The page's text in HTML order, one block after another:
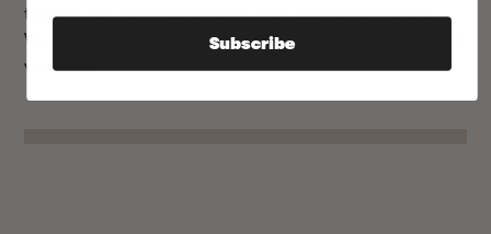
tijdens het raffinageproces wat gedoe besparen!
Voorwaartse en opwaartse meesters in het roken van
voedsel!
Subscribe